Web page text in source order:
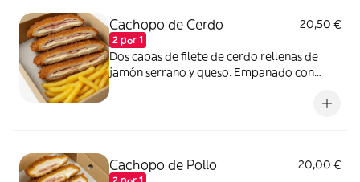
Cachopo de Cerdo
2 por 1
20,50 €
Dos capas de filete de cerdo rellenas de
jamón serrano y queso. Empanado con
Cachopo de Pollo 20,00 €